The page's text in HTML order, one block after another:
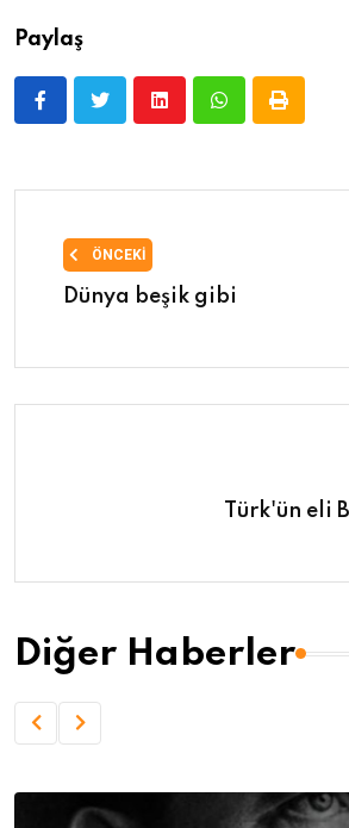
Paylaş
ÖNCEKI
Dünya beşik gibi
Türk'ün eli
Diğer Haberler